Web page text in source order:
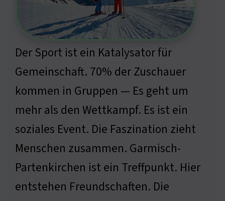
Der Sport ist ein Katalysator für
Gemeinschaft. 70% der Zuschauer
kommen in Gruppen — Es geht um
mehr als den Wettkampf. Es ist ein
soziales Event. Die Faszination zieht
Menschen zusammen. Garmisch-
Partenkirchen ist ein Treffpunkt. Hier
entstehen Freundschaften. Die